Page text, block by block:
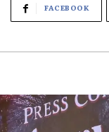
FACEBOOK